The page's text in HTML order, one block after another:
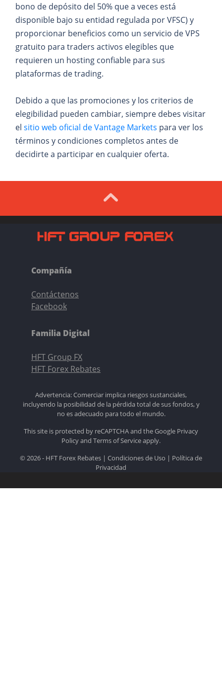
bono de depósito del 50% que a veces está
disponible bajo su entidad regulada por VFSC) y
proporcionar beneficios como un servicio de VPS
gratuito para traders activos elegibles que
requieren un hosting confiable para sus
plataformas de trading.
Debido a que las promociones y los criterios de
elegibilidad pueden cambiar, siempre debes visitar
el sitio web oficial de Vantage Markets para ver los
términos y condiciones completos antes de
decidirte a participar en cualquier oferta.
Compañía
Contáctenos
Facebook
Familia Digital
HFT Group FX
HFT Forex Rebates
Advertencia: Comerciar implica riesgos sustanciales,
incluyendo la posibilidad de la pérdida total de sus fondos, y
no es adecuado para todo el mundo.
This site is protected by reCAPTCHA and the Google Privacy
Policyand Terms of Serviceapply.
© 2026 - HFT Forex Rebates | Condiciones de Uso | Política de
Privacidad